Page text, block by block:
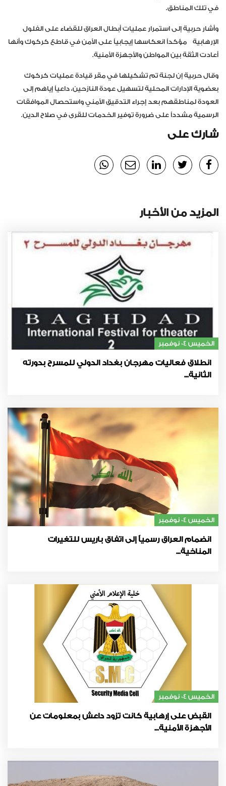
في تلك المناطق.
وأشار حربية إلى استمرار عمليات أبطال العراق للقضاء على الفلول
الإرهابية مؤكداً انعكاسها إيجابياً على الأمن في قاطع كركوك وأنها
أعادت الثقة بين المواطن والأجهزة الأمنية.
وقال حربية إن لجنة تم تشكيلها في مقر قيادة عمليات كركوك
بعضوية الإدارات المحلية لتسهيل عودة النازحين، داعياً إياهم إلى
العودة لمناطقهم بعد إجراء التدقيق الأمني واستحصال الموافقات
الرسمية مشدداً على ضرورة توفير الخدمات للقرى في صلاح الدين.
شارك على
المزيد من الأخبار
الخميس 04 نوفمبر
انطلاق فعاليات مهرجان بغداد الدولي للمسرح بدورته
الثانية...
الخميس 04 نوفمبر
انضمام العراق رسمياً إلى اتفاق باريس للتغيرات
المناخية...
الخميس 04 نوفمبر
القبض على إرهابية كانت تزود داعش بمعلومات عن
الأجهزة الأمنية...